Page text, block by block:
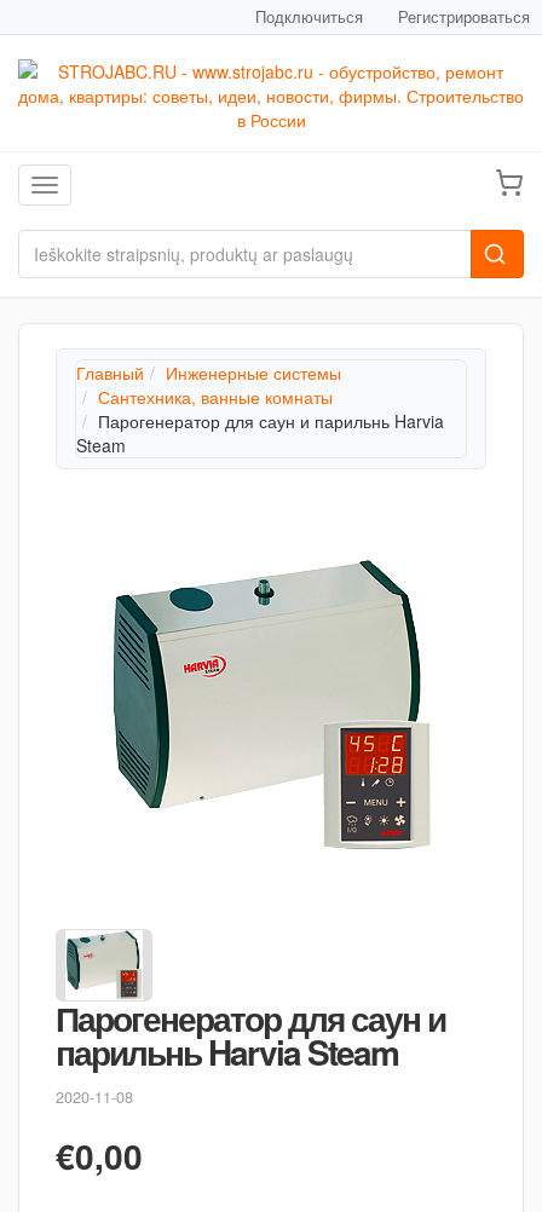
Подключиться Регистрироваться
Toggle navigation
Главный
Инженерные системы
Сантехника, ванные комнаты
Парогенератор для саун и парильнь Harvia
Steam
Парогенератор для саун и
парильнь Harvia Steam
2020-11-08
€0,00